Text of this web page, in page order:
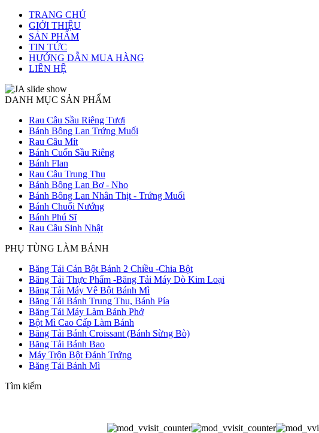
TRANG CHỦ
GIỚI THIỆU
SẢN PHẨM
TIN TỨC
HƯỚNG DẪN MUA HÀNG
LIÊN HỆ
DANH MỤC SẢN PHẨM
Rau Câu Sầu Riêng Tươi
Bánh Bông Lan Trứng Muối
Rau Câu Mít
Bánh Cuốn Sầu Riêng
Bánh Flan
Rau Câu Trung Thu
Bánh Bông Lan Bơ - Nho
Bánh Bông Lan Nhân Thịt - Trứng Muối
Bánh Chuối Nướng
Bánh Phú Sĩ
Rau Câu Sinh Nhật
PHỤ TÙNG LÀM BÁNH
Băng Tải Cán Bột Bánh 2 Chiều -Chia Bột
Băng Tải Thực Phẩm -Băng Tải Máy Dò Kim Loại
Băng Tải Máy Vê Bột Bánh Mì
Băng Tải Bánh Trung Thu, Bánh Pía
Băng Tải Máy Làm Bánh Phở
Bột Mì Cao Cấp Làm Bánh
Băng Tải Bánh Croissant (Bánh Sừng Bò)
Băng Tải Bánh Bao
Máy Trộn Bột Đánh Trứng
Băng Tải Bánh Mì
Tìm kiếm